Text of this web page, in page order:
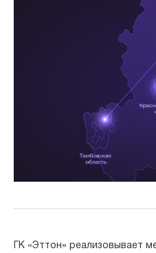
ГК «Эттон» реализовывает